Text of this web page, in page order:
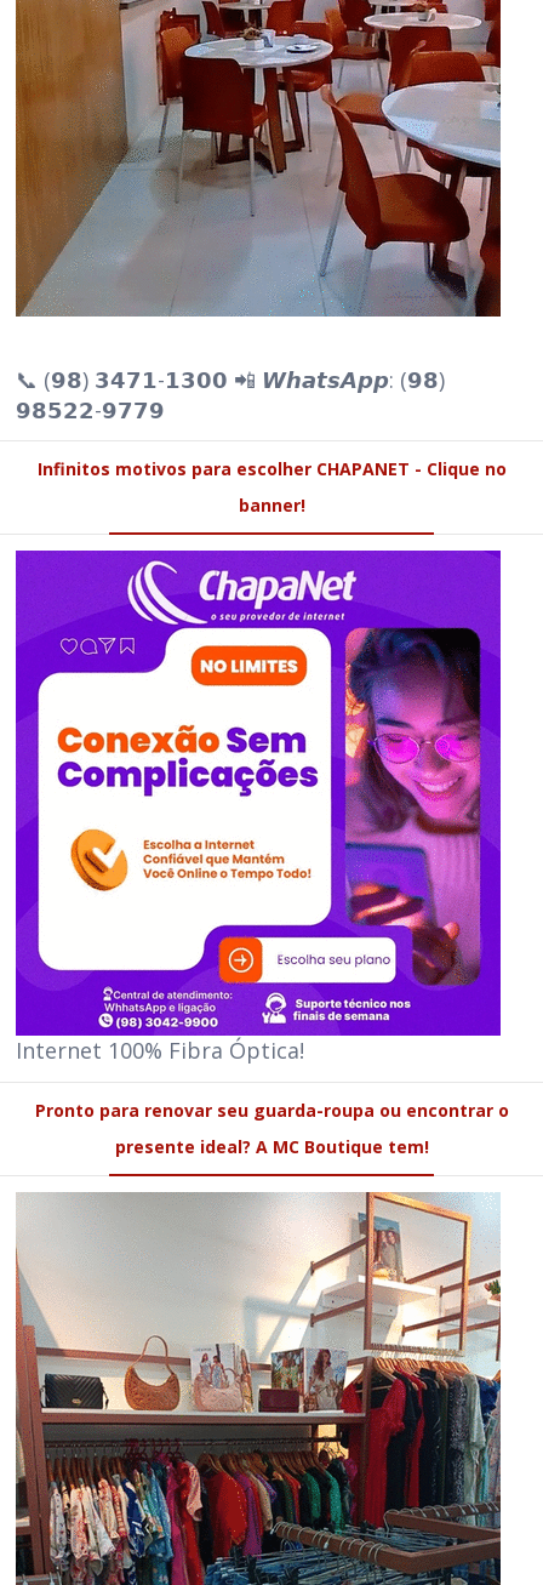
📞 (𝟵𝟴) 𝟯𝟰𝟳𝟭-𝟭𝟯𝟬𝟬 📲 𝙒𝙝𝙖𝙩𝙨𝘼𝙥𝙥: (𝟵𝟴)
𝟵𝟴𝟱𝟮𝟮-𝟵𝟳𝟳𝟵
Infinitos motivos para escolher CHAPANET - Clique no
banner!
Internet 100% Fibra Óptica!
Pronto para renovar seu guarda-roupa ou encontrar o
presente ideal? A MC Boutique tem!